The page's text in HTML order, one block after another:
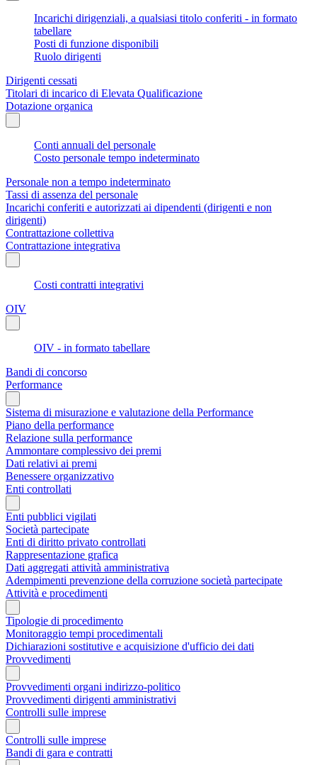
Incarichi dirigenziali, a qualsiasi titolo conferiti - in formato
tabellare
Posti di funzione disponibili
Ruolo dirigenti
Dirigenti cessati
Titolari di incarico di Elevata Qualificazione
Dotazione organica
Conti annuali del personale
Costo personale tempo indeterminato
Personale non a tempo indeterminato
Tassi di assenza del personale
Incarichi conferiti e autorizzati ai dipendenti (dirigenti e non
dirigenti)
Contrattazione collettiva
Contrattazione integrativa
Costi contratti integrativi
OIV
OIV - in formato tabellare
Bandi di concorso
Performance
Sistema di misurazione e valutazione della Performance
Piano della performance
Relazione sulla performance
Ammontare complessivo dei premi
Dati relativi ai premi
Benessere organizzativo
Enti controllati
Enti pubblici vigilati
Società partecipate
Enti di diritto privato controllati
Rappresentazione grafica
Dati aggregati attività amministrativa
Adempimenti prevenzione della corruzione società partecipate
Attività e procedimenti
Tipologie di procedimento
Monitoraggio tempi procedimentali
Dichiarazioni sostitutive e acquisizione d'ufficio dei dati
Provvedimenti
Provvedimenti organi indirizzo-politico
Provvedimenti dirigenti amministrativi
Controlli sulle imprese
Controlli sulle imprese
Bandi di gara e contratti